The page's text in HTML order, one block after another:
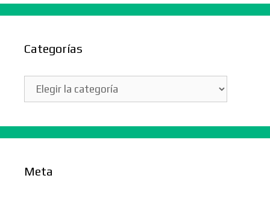
Categorías
Categorías
Meta